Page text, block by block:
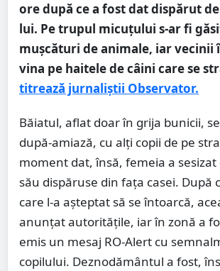
ore după ce a fost dat dispărut
lui. Pe trupul micuţului s-ar fi
muşcături de animale, iar vecinii
vina pe haitele de câini care se
titrează jurnaliștii Observator.
Băiatul, aflat doar în grija bunicii,
după-amiază, cu alţi copii de pe
moment dat, însă, femeia a
său dispăruse din faţa casei. După
care l-a aşteptat să se întoarcă,
anunţat autorităţile, iar în zonă a
emis un mesaj RO-Alert cu
copilului. Deznodământul a fost,